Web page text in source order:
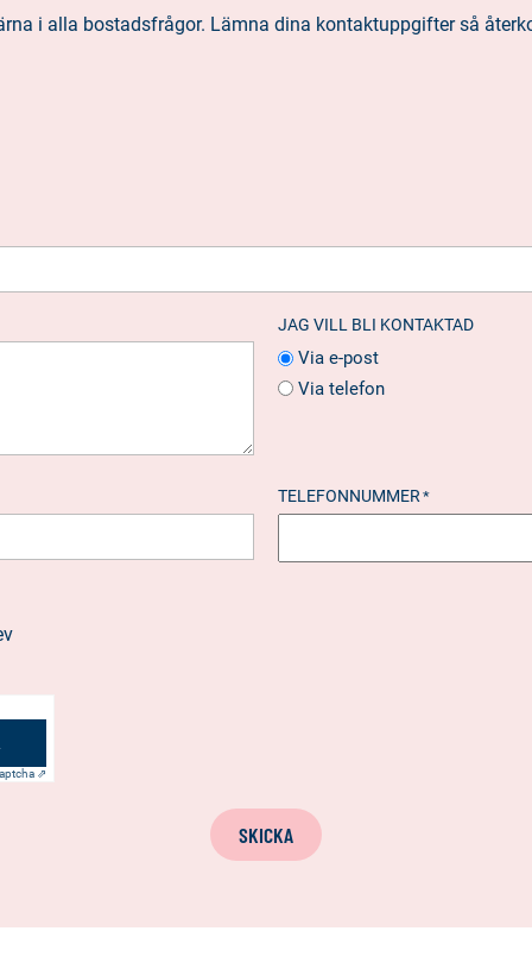
i alla bostadsfrågor. Lämna dina kontaktuppgifter så
JAG VILL BLI KONTAKTAD
Via e-post
Via telefon
TELEFONNUMMER*
⇗
SKICKA